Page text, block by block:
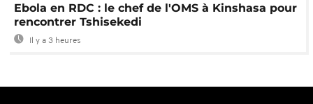
Ebola en RDC : le chef de l'OMS à Kinshasa pour
rencontrer Tshisekedi
Il y a 3 heures